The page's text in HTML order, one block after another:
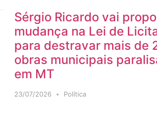
Sérgio Ricardo vai
mudança na Lei de
para destravar mais de
obras municipais
em MT
23/07/2026 Política